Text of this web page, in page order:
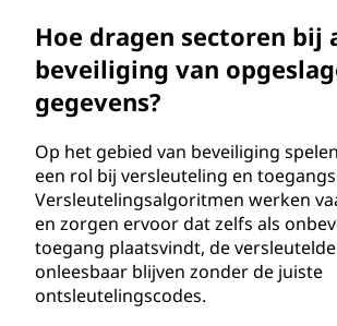
Hoe dragen sectoren bij
beveiliging van
gegevens?
Op het gebied van beveiliging
een rol bij versleuteling en
Versleutelingsalgoritmen werken
en zorgen ervoor dat zelfs als
toegang plaatsvindt, de
onleesbaar blijven zonder de juiste
ontsleutelingscodes.